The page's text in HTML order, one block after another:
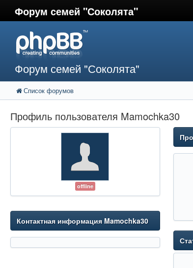
Форум семей "Соколята"
Форум семей "Соколята"
Список форумов
Профиль пользователя Mamochka30
offline
Контактная информация Mamochka30